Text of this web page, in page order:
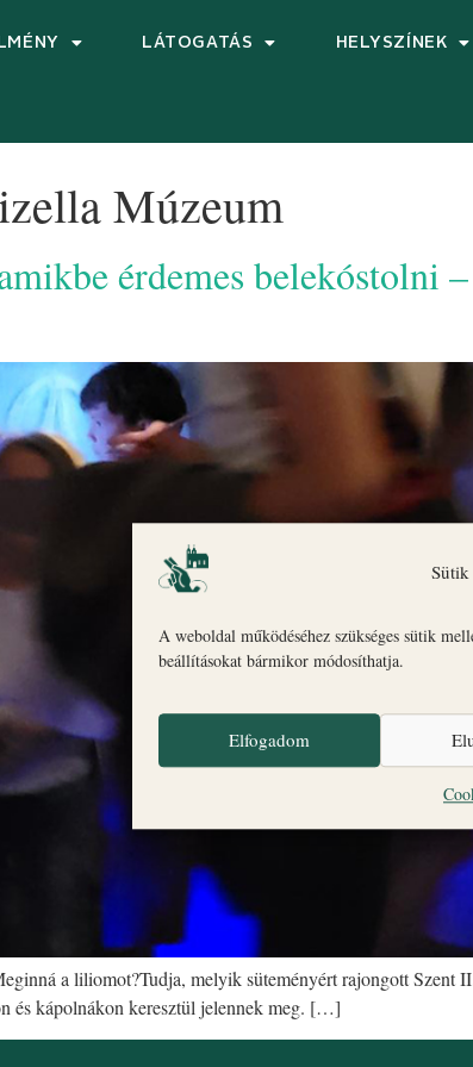
Sütik
A weboldal működéséhez szükséges sütik
beállításokat bármikor módosíthatja.
Elfogadom
LÁTOGATÁS HELYSZÍNEK
Múzeum
érdemes belekóstolni
a liliomot?Tudja, melyik süteményért rajongott Szent
és kápolnákon keresztül jelennek meg. […]